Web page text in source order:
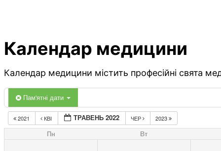
Календар медицини
Календар медицини містить професійні свята
Пам'ятні дати
2021 КВІ ТРАВЕНЬ 2022 ЧЕР 2023
Пн Вт